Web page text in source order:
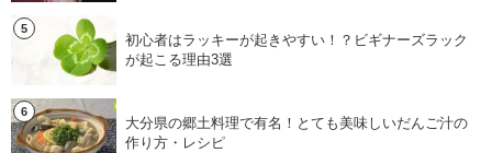
初心者はラッキーが起きやすい！？ビギナーズラック
が起こる理由3選
大分県の郷土料理で有名！とても美味しいだんご汁の
作り方・レシピ